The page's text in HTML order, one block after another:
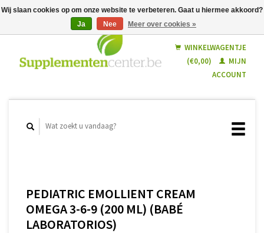
Nederlands
WINKELWAGENTJE
(€0,00)
MIJN
ACCOUNT
PEDIATRIC EMOLLIENT CREAM
OMEGA 3-6-9 (200 ML) (BABÉ
LABORATORIOS)
Wij slaan cookies op om onze website te verbeteren. Gaat u hiermee akkoord?
Ja
Nee Meer over cookies »